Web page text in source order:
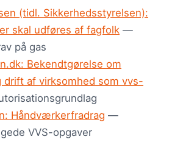
(tidl. Sikkerhedsstyrelsen):
skal udføres af fagfolk —
på gas
Bekendtgørelse om
drift af virksomhed som vvs-
Håndværkerfradrag —
VVS-opgaver